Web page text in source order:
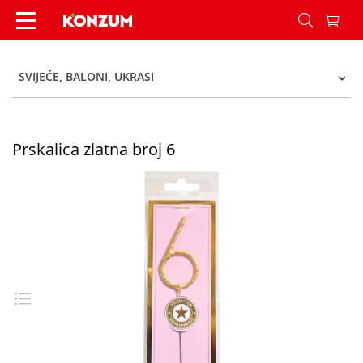
Prskalica zlatna broj 6 - Konzum
SVIJEĆE, BALONI, UKRASI
Prskalica zlatna broj 6